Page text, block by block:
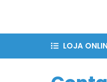
LOJA